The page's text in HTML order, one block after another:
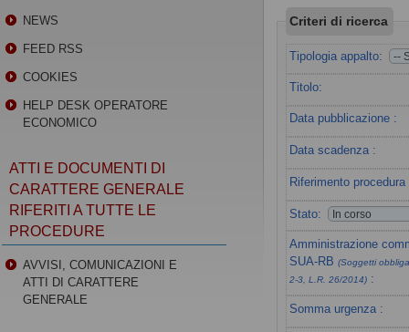
Criteri di ricerca
Tipologia appalto:
Titolo:
Data pubblicazione :
Data scadenza :
Riferimento procedura
Stato:
Amministrazione
SUA-RB(Soggetti
2-3, L.R. 26/2014) :
Somma urgenza :
NEWS
FEED RSS
COOKIES
HELP DESK OPERATORE
ECONOMICO
ATTI E DOCUMENTI DI
CARATTERE GENERALE
RIFERITI A TUTTE LE
PROCEDURE
AVVISI, COMUNICAZIONI E
ATTI DI CARATTERE
GENERALE